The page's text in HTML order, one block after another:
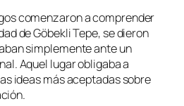
comenzaron a comprender
de Göbekli Tepe, se dieron
simplemente ante un
Aquel lugar obligaba a
ideas más aceptadas sobre